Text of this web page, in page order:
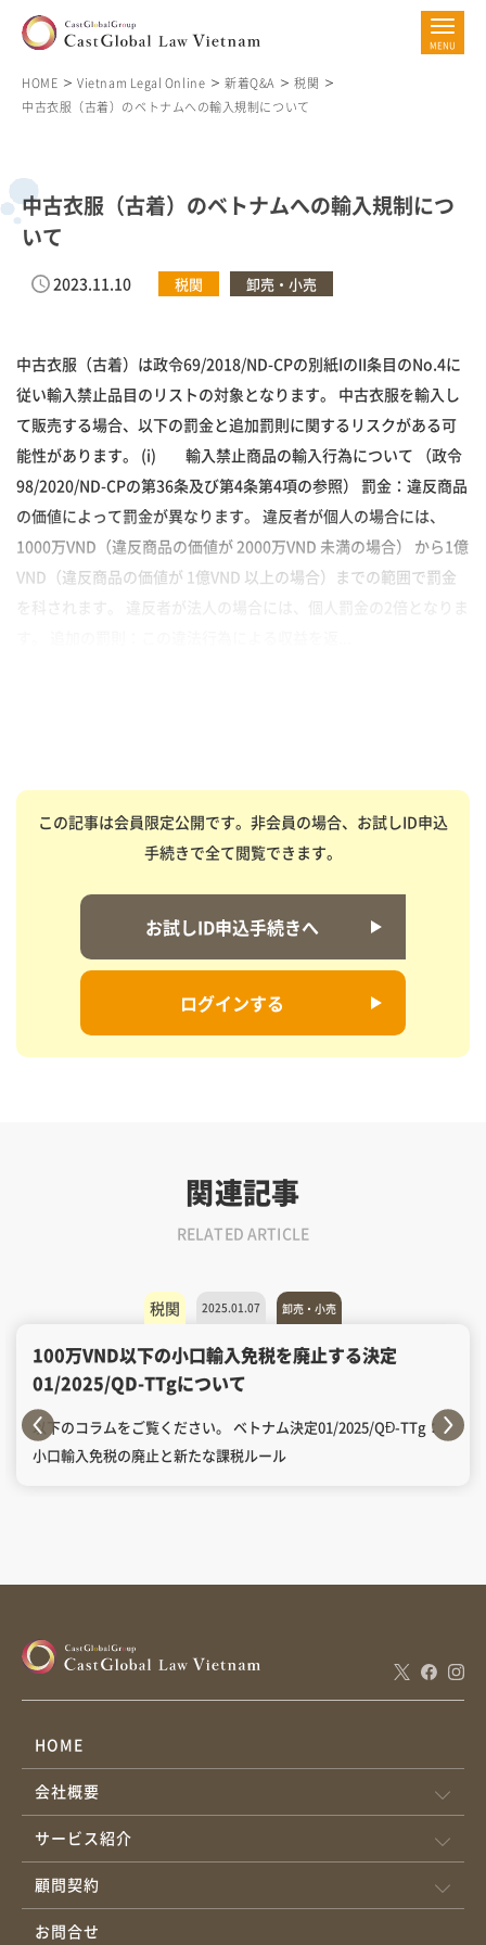
HOME Vietnam Legal Online 新着Q&A
税関
中古衣服（古着）のベトナムへの輸入規制について
中古衣服（古着）のベトナムへの輸入規制につ
いて
2023.11.10 税関 卸売・小売
中古衣服（古着）は政令69/2018/ND-CPの別紙IのII条目のNo.4に
従い輸入禁止品目のリストの対象となります。 中古衣服を輸入し
て販売する場合、以下の罰金と追加罰則に関するリスクがある可
能性があります。 (i) 輸入禁止商品の輸入行為について （政令
98/2020/ND-CPの第36条及び第4条第4項の参照） 罰金：違反商品
の価値によって罰金が異なります。 違反者が個人の場合には、
1000万VND（違反商品の価値が 2000万VND 未満の場合） から1億
VND（違反商品の価値が 1億VND 以上の場合）までの範囲で罰金
この記事は会員限定公開です。非会員の場合、お試しID申込
手続きで全て閲覧できます。
お試しID申込手続きへ
ログインする
関連記事
RELATED ARTICLE
税関 2025.01.07 卸売・小売
100万VND以下の小口輸入免税を廃止する決定
01/2025/QD-TTgについて
以下のコラムをご覧ください。 ベトナム決定01/2025/QĐ-TTg：
小口輸入免税の廃止と新たな課税ルール
HOME
会社概要
サービス紹介
顧問契約
お問合せ